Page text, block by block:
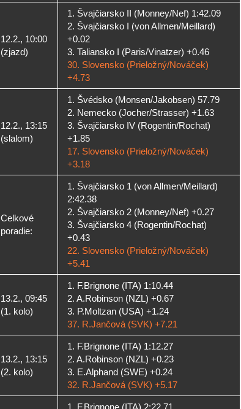
12.2., 10:00
(zjazd)
1. Švajčiarsko II (Monney/Nef) 1:42.09
2. Švajčiarsko I (von Allmen/Meillard)
+0.02
3. Taliansko I (Paris/Vinatzer) +0.46
30. Slovensko (Prieložný/Nováček)
+4.73
12.2., 13:15
(slalom)
1. Švédsko (Monsen/Jakobsen) 57.79
2. Nemecko (Jocher/Strasser) +1.63
3. Švajčiarsko IV (Rogentin/Rochat)
+1.85
17. Slovensko (Prieložný/Nováček)
+3.18
Celkové
poradie:
1. Švajčiarsko 1 (von Allmen/Meillard)
2:42.38
2. Švajčiarsko 2 (Monney/Nef) +0.27
3. Švajčiarsko 4 (Rogentin/Rochat)
+0.43
22. Slovensko (Prieložný/Nováček)
+5.41
13.2., 09:45
(1. kolo)
1. F.Brignone (ITA) 1:10.44
2. A.Robinson (NZL) +0.67
3. P.Moltzan (USA) +1.24
37. R.Jančová (SVK) +7.21
13.2., 13:15
(2. kolo)
1. F.Brignone (ITA) 1:12.27
2. A.Robinson (NZL) +0.23
3. E.Alphand (SWE) +0.24
32. R.Jančová (SVK) +5.17